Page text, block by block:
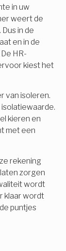
in uw
weert de
in de
en in de
HR-
kiest het
van isoleren.
kieren en
met een
rekening
zorgen
wordt
klaar wordt
puntjes